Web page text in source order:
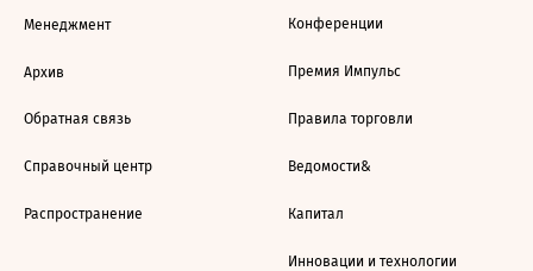
Менеджмент
Архив
Обратная связь
Справочный центр
Распространение
Конференции
Премия Импульс
Правила торговли
Ведомости&
Капитал
Инновации и технологии